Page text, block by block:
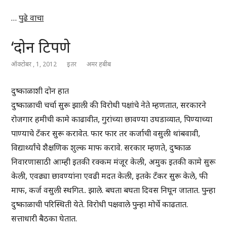
…पुढे वाचा
‘दोन टिपणे
ऑक्टोबर , 1, 2012 इतर अमर हबीब
दुष्काळाशी दोन हात
दुष्काळाची चर्चा सुरू झाली की विरोधी पक्षांचे नेते म्हणतात, सरकारने
रोजगार हमीची कामे काढावीत, गुरांच्या छावण्या उघडाव्यात, पिण्याच्या
पाण्याचे टँकर सुरू करावेत. फार फार तर कर्जाची वसुली थांबवावी,
विद्यार्थ्यांचे शैक्षणिक शुल्क माफ करावे. सरकार म्हणते, दुष्काळ
निवारणासाठी आम्ही इतकी रक्कम मंजूर केली, अमुक इतकी कामे सुरू
केली, एवढ्या छावण्यांना एवढी मदत केली, इतके टँकर सुरू केले, फी
माफ, कर्ज वसुली स्थगित.. झाले. बघता बघता दिवस निघून जातात. पुन्हा
दुष्काळाची परिस्थिती येते. विरोधी पक्षवाले पुन्हा मोर्चे काढतात.
सत्ताधारी बैठका घेतात.